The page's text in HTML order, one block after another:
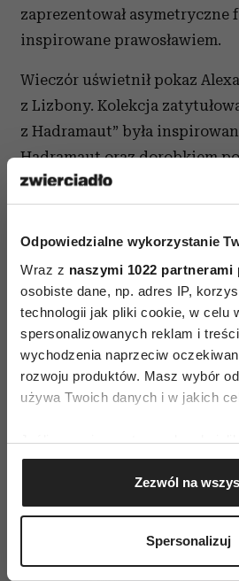
Odpowiedzialne wykorzystanie
Wraz z naszymi 1022 partnerami
osobiste dane, np. adres IP,
technologii jak pliki cookie, w celu
spersonalizowanych reklam i
wychodzenia naprzeciw
rozwoju produktów. Masz wybór
używa Twoich danych i w jakich
Jeśli wyrazisz na to zgodę,
Gromadzić dane
geograficznej z dokładnością
Identyfikować Twoje
(fingerprinting, czyli wirtualny
Zezwól na
Spersonalizuj
zaprezentował asymetryczne
inspirowane prawosławiem.
Wieczór uświetnił pokaz
z Lizbony. Kolekcja
z Hadramaut” była
Hadramaut oraz dorobkiem
muzyka Pires Vieira.